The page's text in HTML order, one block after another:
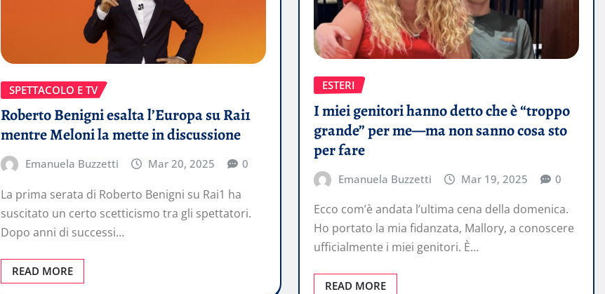
SPETTACOLO E TV
Roberto Benigni esalta l’Europa su Rai1
mentre Meloni la mette in discussione
Emanuela Buzzetti Mar 20, 2025 0
La prima serata di Roberto Benigni su Rai1 ha
suscitato un certo scetticismo tra gli spettatori.
Dopo anni di successi…
READ MORE
ESTERI
I miei genitori hanno detto che è “troppo
grande” per me—ma non sanno cosa sto
per fare
Emanuela Buzzetti Mar 19, 2025 0
Ecco com’è andata l’ultima cena della domenica.
Ho portato la mia fidanzata, Mallory, a conoscere
ufficialmente i miei genitori. È…
READ MORE